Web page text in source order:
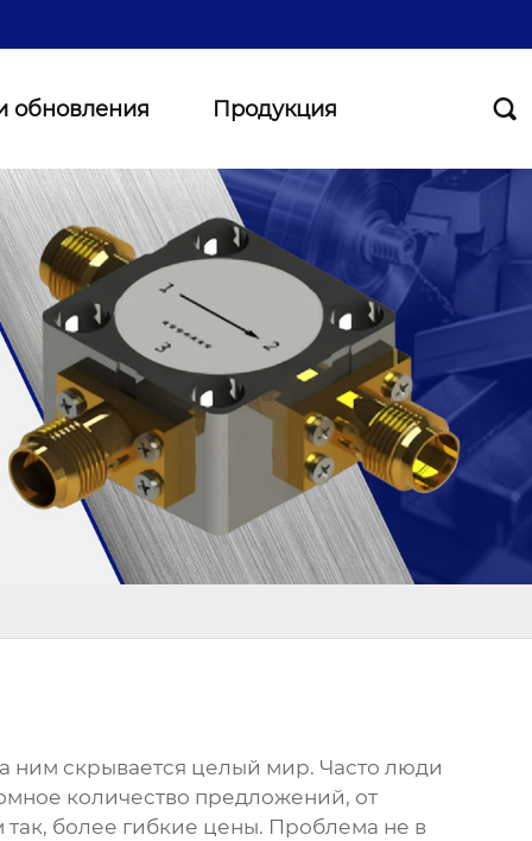
обновления Продукция 
ним скрывается целый мир. Часто люди
количество предложений, от
более гибкие цены. Проблема не в